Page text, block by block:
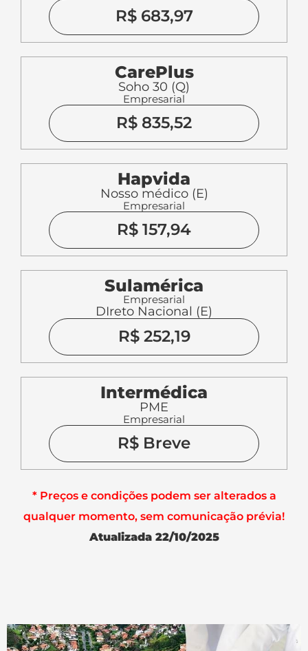
R$ 683,97
CarePlus
Soho 30 (Q)
Empresarial
R$ 835,52
Hapvida
Nosso médico (E)
Empresarial
R$ 157,94
Sulamérica
Empresarial
DIreto Nacional (E)
R$ 252,19
Intermédica
PME
Empresarial
R$ Breve
* Preços e condições podem ser alterados a
qualquer momento, sem comunicação prévia!
Atualizada 22/10/2025